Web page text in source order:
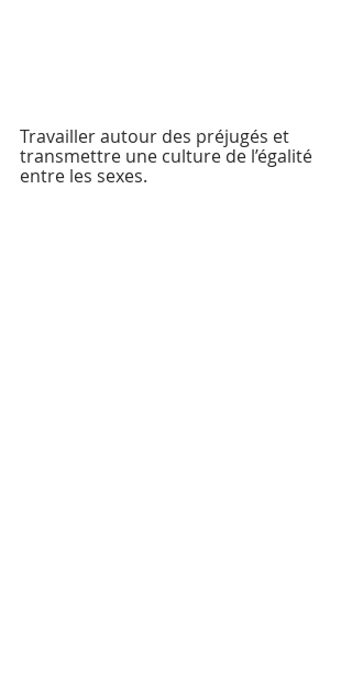
Travailler autour des préjugés et
transmettre une culture de l’égalité
entre les sexes.